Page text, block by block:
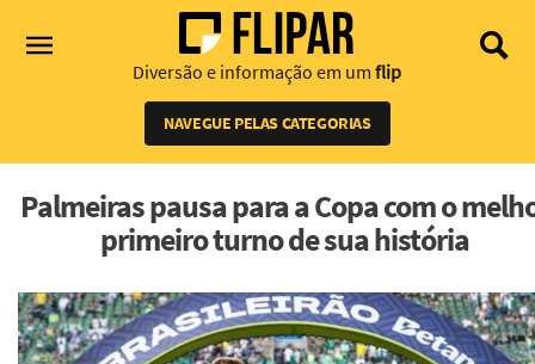
Diversão e informação em um flip
NAVEGUE PELAS CATEGORIAS
Palmeiras pausa para a Copa com o
primeiro turno de sua história